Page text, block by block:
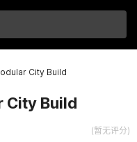
City Build
City Build
(暂无评分)